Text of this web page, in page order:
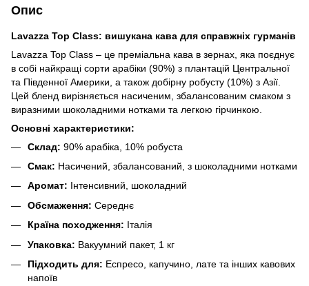
Опис
Lavazza Top Class: вишукана кава для справжніх гурманів
Lavazza Top Class – це преміальна кава в зернах, яка поєднує
в собі найкращі сорти арабіки (90%) з плантацій Центральної
та Південної Америки, а також добірну робусту (10%) з Азії.
Цей бленд вирізняється насиченим, збалансованим смаком з
виразними шоколадними нотками та легкою гірчинкою.
Основні характеристики:
Склад: 90% арабіка, 10% робуста
Смак: Насичений, збалансований, з шоколадними нотками
Аромат: Інтенсивний, шоколадний
Обсмаження: Середнє
Країна походження: Італія
Упаковка: Вакуумний пакет, 1 кг
Підходить для: Еспресо, капучино, лате та інших кавових
напоїв